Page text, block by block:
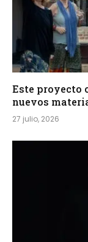
Este proyecto
nuevos
27 julio, 2026